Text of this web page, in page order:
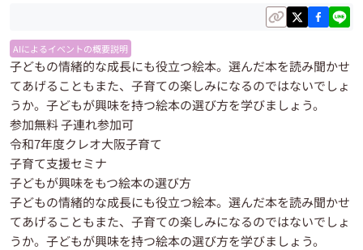
AIによるイベントの概要説明
子どもの情緒的な成長にも役立つ絵本。選んだ本を読み聞かせ
てあげることもまた、子育ての楽しみになるのではないでしょ
うか。子どもが興味を持つ絵本の選び方を学びましょう。
参加無料 子連れ参加可
令和7年度クレオ大阪子育て
子育て支援セミナ
子どもが興味をもつ絵本の選び方
子どもの情緒的な成長にも役立つ絵本。選んだ本を読み聞かせ
てあげることもまた、子育ての楽しみになるのではないでしょ
うか。子どもが興味を持つ絵本の選び方を学びましょう。